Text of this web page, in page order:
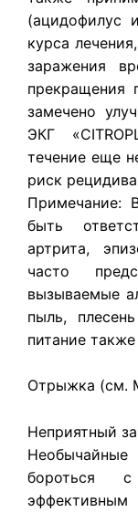
(ацидофилус
курса
заражения
прекращения
замечено
ЭКГ
течение еще
риск
Примечание:
быть
артрита,
часто
вызываемые
пыль,
питание
Отрыжка (см.
Неприятный
Необычайные
бороться